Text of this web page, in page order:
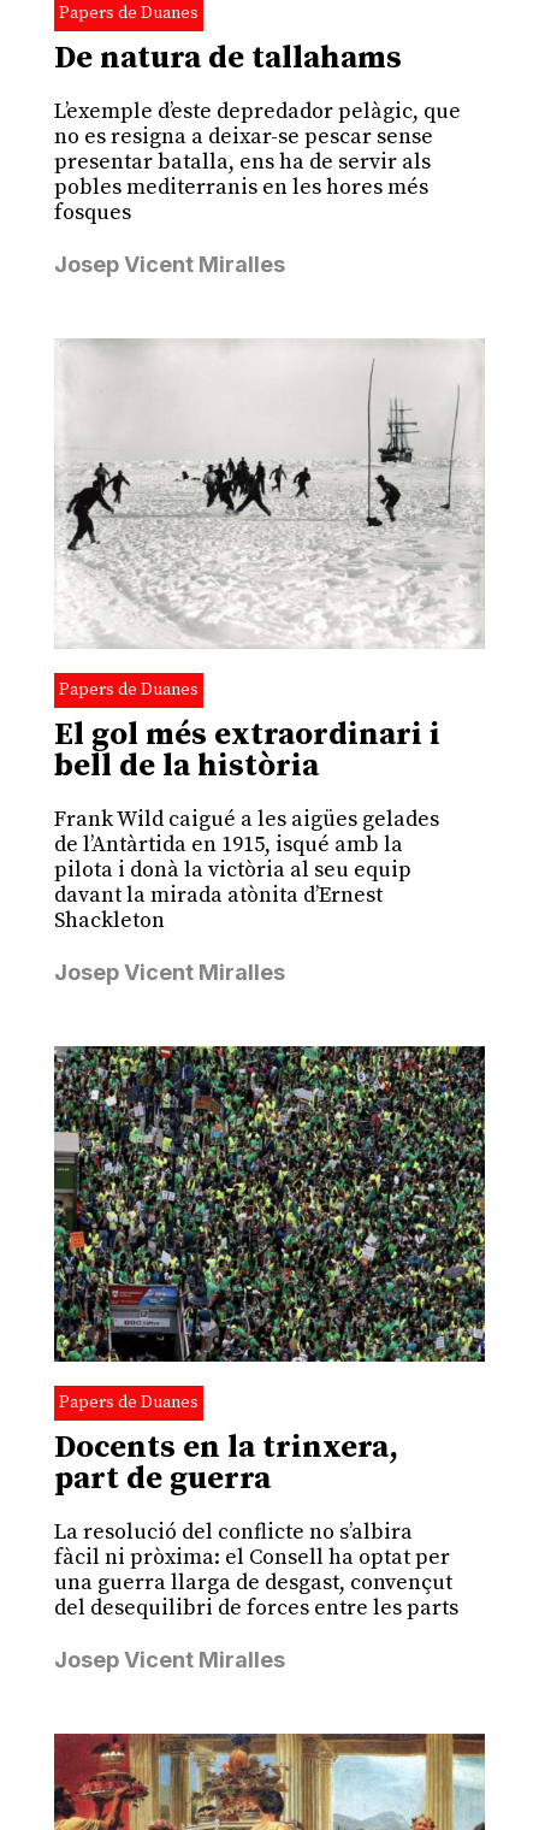
Papers de Duanes
De natura de tallahams
L’exemple d’este depredador pelàgic, que
no es resigna a deixar-se pescar sense
presentar batalla, ens ha de servir als
pobles mediterranis en les hores més
fosques
Josep Vicent Miralles
Papers de Duanes
El gol més extraordinari i
bell de la història
Frank Wild caigué a les aigües gelades
de l’Antàrtida en 1915, isqué amb la
pilota i donà la victòria al seu equip
davant la mirada atònita d’Ernest
Shackleton
Josep Vicent Miralles
Papers de Duanes
Docents en la trinxera,
part de guerra
La resolució del conflicte no s’albira
fàcil ni pròxima: el Consell ha optat per
una guerra llarga de desgast, convençut
del desequilibri de forces entre les parts
Josep Vicent Miralles